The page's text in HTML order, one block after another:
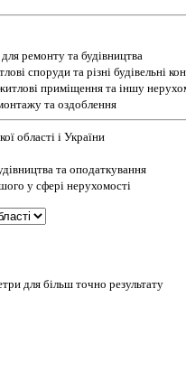
ремонту та будівництва
споруди та різні будівельні
приміщення та іншу
та оздоблення
області і України
та оподаткування
у сфері нерухомості
для більш точно результату